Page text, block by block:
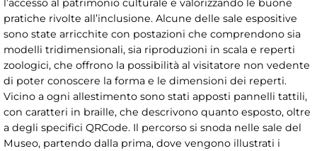
l’accesso al patrimonio culturale e valorizzando le buone
pratiche rivolte all’inclusione. Alcune delle sale espositive
sono state arricchite con postazioni che comprendono sia
modelli tridimensionali, sia riproduzioni in scala e reperti
zoologici, che offrono la possibilità al visitatore non vedente
di poter conoscere la forma e le dimensioni dei reperti.
Vicino a ogni allestimento sono stati apposti pannelli tattili,
con caratteri in braille, che descrivono quanto esposto, oltre
a degli specifici QRCode. Il percorso si snoda nelle sale del
Museo, partendo dalla prima, dove vengono illustrati i